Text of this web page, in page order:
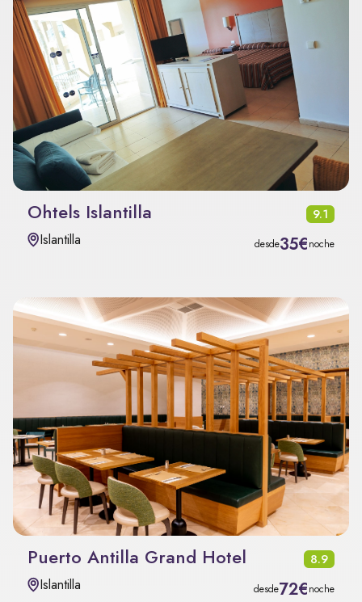
Ohtels Islantilla 9.1
Islantilla desde35€noche
Puerto Antilla Grand Hotel 8.9
Islantilla desde72€noche